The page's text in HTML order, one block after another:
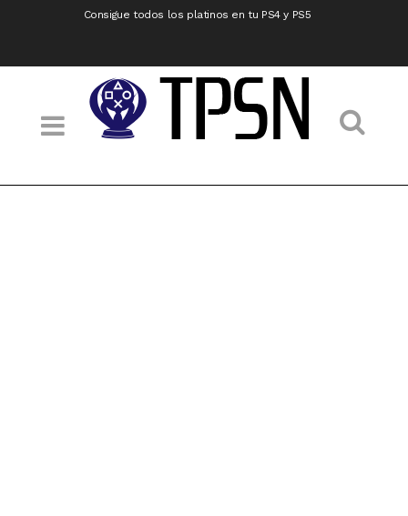
Consigue todos los platinos en tu PS4 y PS5